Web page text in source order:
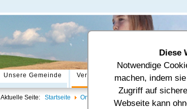
Diese
Notwendige
machen, indem
Zugriff auf
Webseite kann
Unsere Gemeinde Verwaltung & Einrichtungen
Aktuelle Seite: Startseite Ortsteile Ortsteil Fraureuth